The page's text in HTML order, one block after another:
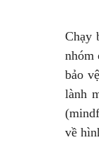
Chạy
nhóm
bảo
lành
về